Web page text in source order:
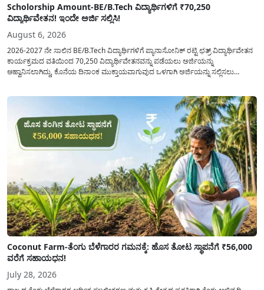
Scholorship Amount-BE/B.Tech ವಿದ್ಯಾರ್ಥಿಗಳಿಗೆ ₹70,250
ವಿದ್ಯಾರ್ಥಿವೇತನ! ಇಂದೇ ಅರ್ಜಿ ಸಲ್ಲಿಸಿ!
August 6, 2026
2026-2027 ನೇ ಸಾಲಿನ BE/B.Tech ವಿದ್ಯಾರ್ಥಿಗಳಿಗೆ ಪ್ಯಾನಾಸೋನಿಕ್ ರಟ್ಟಿ ಛತ್ರ್ ವಿದ್ಯಾರ್ಥಿವೇತನ
ಕಾರ್ಯಕ್ರಮದ ವತಿಯಿಂದ 70,250 ವಿದ್ಯಾರ್ಥಿವೇತನವನ್ನು ಪಡೆಯಲು ಅರ್ಜಿಯನ್ನು
ಆಹ್ವಾನಿಸಲಾಗಿದ್ದು, ಕೊನೆಯ ದಿನಾಂಕ ಮುಕ್ತಾಯವಾಗುವುದ ಒಳಗಾಗಿ ಅರ್ಜಿಯನ್ನು ಸಲ್ಲಿಸಲು
Coconut Farm-ತೆಂಗು ಬೆಳೆಗಾರರ ಗಮನಕ್ಕೆ: ಹೊಸ ತೋಟ ಸ್ಥಾಪನೆಗೆ ₹56,000
ವರೆಗೆ ಸಹಾಯಧನ!
July 28, 2026